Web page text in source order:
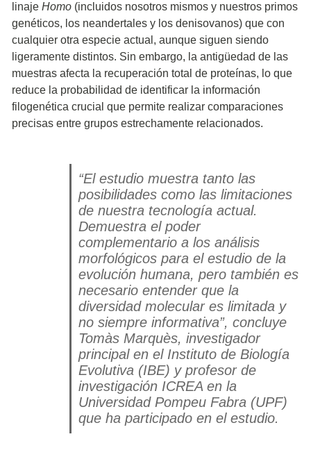
linaje Homo (incluidos nosotros mismos y nuestros primos
genéticos, los neandertales y los denisovanos) que con
cualquier otra especie actual, aunque siguen siendo
ligeramente distintos. Sin embargo, la antigüedad de las
muestras afecta la recuperación total de proteínas, lo que
reduce la probabilidad de identificar la información
filogenética crucial que permite realizar comparaciones
precisas entre grupos estrechamente relacionados.
“El estudio muestra tanto las
posibilidades como las limitaciones
de nuestra tecnología actual.
Demuestra el poder
complementario a los análisis
morfológicos para el estudio de la
evolución humana, pero también es
necesario entender que la
diversidad molecular es limitada y
no siempre informativa”, concluye
Tomàs Marquès, investigador
principal en el Instituto de Biología
Evolutiva (IBE) y profesor de
investigación ICREA en la
Universidad Pompeu Fabra (UPF)
que ha participado en el estudio.